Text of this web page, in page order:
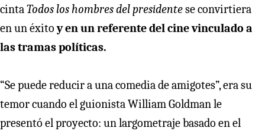
cintaTodos los hombres del presidentese convirtiera
en un éxitoy en un referente del cine vinculado a
las tramas políticas.
“Se puede reducir a una comedia de amigotes”, era su
temor cuando el guionista William Goldman le
presentó el proyecto: un largometraje basado en el